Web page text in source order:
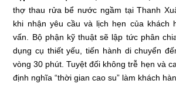
thợ thau rửa bể nước ngầm tại Thanh
khi nhận yêu cầu và lịch hẹn của khách
vấn. Bộ phận kỹ thuật sẽ lập tức phân
dụng cụ thiết yếu, tiến hành di chuyển
vòng 30 phút. Tuyệt đối không trễ hẹn và
định nghĩa “thời gian cao su” làm khách